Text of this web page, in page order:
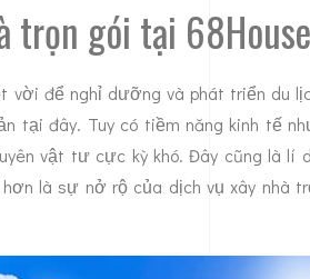
trọn gói tại
vời để nghỉ dưỡng và phát triển du
tại đây. Tuy có tiềm năng kinh tế
vật tư cực kỳ khó. Đây cũng là lí
là sự nở rộ của dịch vụ xây nhà